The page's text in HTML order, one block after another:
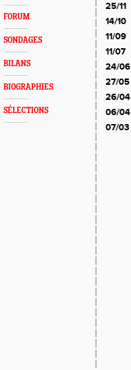
FORUM
SONDAGES
BILANS
BIOGRAPHIES
SÉLECTIONS
25/11
14/10
11/09
11/07
24/06
27/05
26/04
06/04
07/03